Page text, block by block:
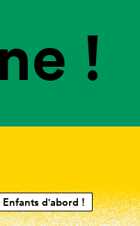
!
Enfants d'abord !